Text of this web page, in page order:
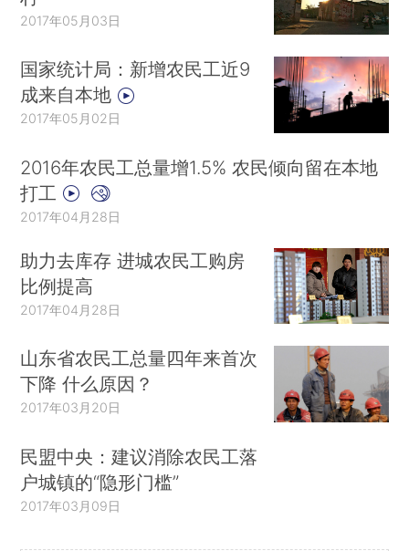
2017年05月03日
国家统计局：新增农民工近9
成来自本地
2017年05月02日
2016年农民工总量增1.5% 农民倾向留在本地
打工
2017年04月28日
助力去库存 进城农民工购房
比例提高
2017年04月28日
山东省农民工总量四年来首次
下降 什么原因？
2017年03月20日
民盟中央：建议消除农民工落
户城镇的“隐形门槛”
2017年03月09日